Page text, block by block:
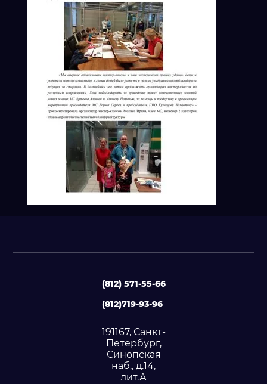
(812) 571-55-66
(812)719-93-96
191167, Санкт-
Петербург,
Синопская
наб., д.14,
лит.А